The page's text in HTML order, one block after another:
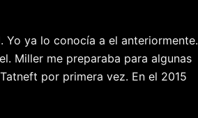
Yo ya lo conocía a el anteriormente.
Miller me preparaba para algunas
por primera vez. En el 2015